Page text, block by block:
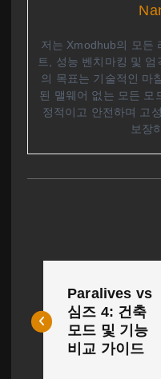
저는 Xmodhub의 모든
트, 성능 벤치마킹 및
의 목표는 기술적인 마
된 맬웨어 없는 모든 모
정적이고 안전하며 고
보장
탐
색
Paralives vs
심즈 4: 건축
모드 및 기능
비교 가이드